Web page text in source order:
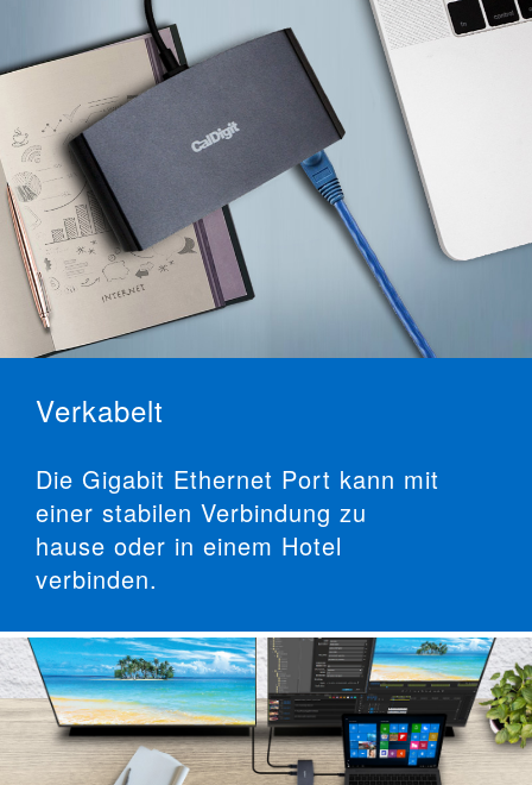
Verkabelt
Die Gigabit Ethernet Port kann mit
einer stabilen Verbindung zu
hause oder in einem Hotel
verbinden.